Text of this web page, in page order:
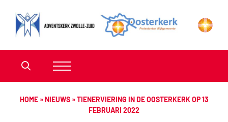
HOME»NIEUWS»TIENERVIERING IN DE OOSTERKERK OP 13
FEBRUARI 2022